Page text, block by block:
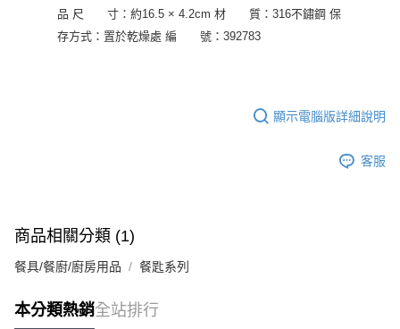
品 尺 寸：約16.5 × 4.2cm 材 質：316不鏽鋼 保
存方式：置於乾燥處 編 號：392783
顯示電腦版詳細說明
客服
商品相關分類 (1)
餐具/餐廚/廚房用品 餐匙系列
本分類熱銷全站排行